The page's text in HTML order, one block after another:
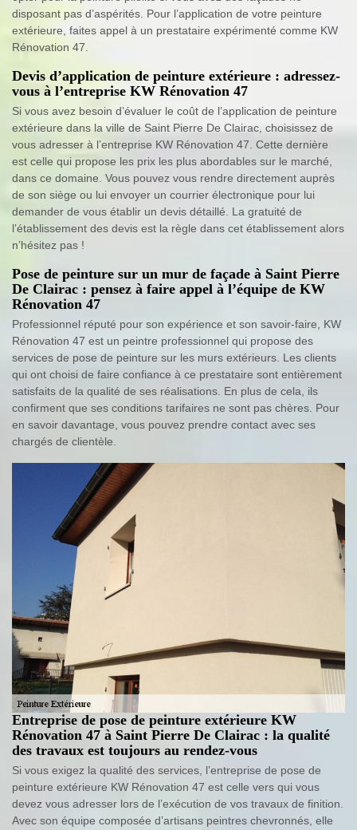
disposant pas d’aspérités. Pour l’application de votre peinture
extérieure, faites appel à un prestataire expérimenté comme KW
Rénovation 47.
Devis d’application de peinture extérieure : adressez-
vous à l’entreprise KW Rénovation 47
Si vous avez besoin d’évaluer le coût de l’application de peinture
extérieure dans la ville de Saint Pierre De Clairac, choisissez de
vous adresser à l’entreprise KW Rénovation 47. Cette dernière
est celle qui propose les prix les plus abordables sur le marché,
dans ce domaine. Vous pouvez vous rendre directement auprès
de son siège ou lui envoyer un courrier électronique pour lui
demander de vous établir un devis détaillé. La gratuité de
l’établissement des devis est la règle dans cet établissement alors
n’hésitez pas !
Pose de peinture sur un mur de façade à Saint Pierre
De Clairac : pensez à faire appel à l’équipe de KW
Rénovation 47
Professionnel réputé pour son expérience et son savoir-faire, KW
Rénovation 47 est un peintre professionnel qui propose des
services de pose de peinture sur les murs extérieurs. Les clients
qui ont choisi de faire confiance à ce prestataire sont entièrement
satisfaits de la qualité de ses réalisations. En plus de cela, ils
confirment que ses conditions tarifaires ne sont pas chères. Pour
en savoir davantage, vous pouvez prendre contact avec ses
chargés de clientèle.
Entreprise de pose de peinture extérieure KW
Rénovation 47 à Saint Pierre De Clairac : la qualité
des travaux est toujours au rendez-vous
Si vous exigez la qualité des services, l’entreprise de pose de
peinture extérieure KW Rénovation 47 est celle vers qui vous
devez vous adresser lors de l’exécution de vos travaux de finition.
Avec son équipe composée d’artisans peintres chevronnés, elle